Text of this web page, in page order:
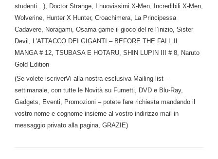
studenti…), Doctor Strange, I nuovissimi X-Men, Incredibili X-Men,
Wolverine, Hunter X Hunter, Croachimera, La Principessa
Cadavere, Noragami, Osama game il gioco del re l’inizio, Sister
Devil, L’ATTACCO DEI GIGANTI – BEFORE THE FALL IL
MANGA # 12, TSUBASA E HOTARU, SHIN LUPIN III # 8, Naruto
Gold Edition
(Se volete iscriverVi alla nostra esclusiva Mailing list –
settimanale, con tutte le Novità su Fumetti, DVD e Blu-Ray,
Gadgets, Eventi, Promozioni – potete fare richiesta mandando il
vostro nome e cognome insieme al vostro indirizzo mail in
messaggio privato alla pagina, GRAZIE)